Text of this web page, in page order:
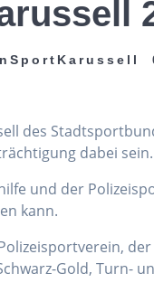
des
dabei
und der
kann.
Gold, Turn-